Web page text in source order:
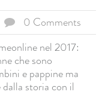
0 Comments
nel 2017:
che sono
e pappine ma
storia con il